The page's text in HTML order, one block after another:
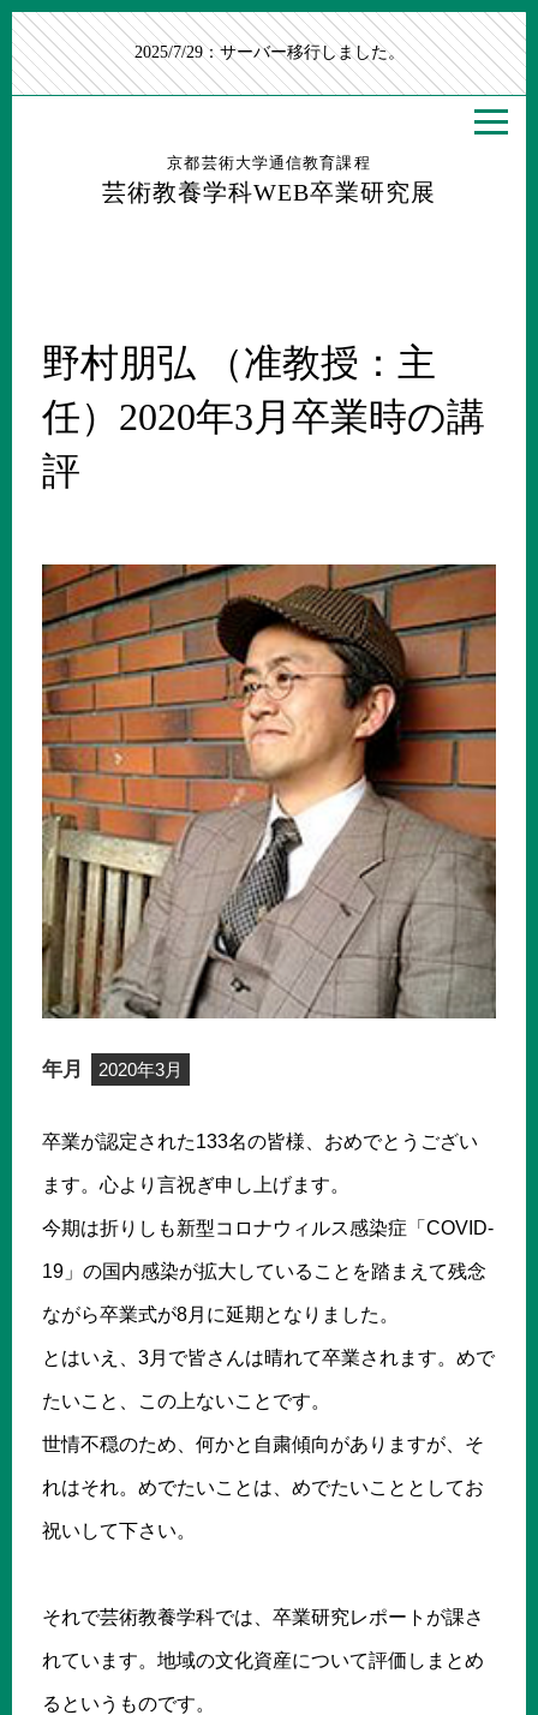
2025/7/29：サーバー移行しました。
京都芸術大学通信教育課程
芸術教養学科WEB卒業研究展
野村朋弘 （准教授：主
任）2020年3月卒業時の講
評
年月 2020年3月
卒業が認定された133名の皆様、おめでとうござい
ます。心より言祝ぎ申し上げます。
今期は折りしも新型コロナウィルス感染症「COVID-
19」の国内感染が拡大していることを踏まえて残念
ながら卒業式が8月に延期となりました。
とはいえ、3月で皆さんは晴れて卒業されます。めで
たいこと、この上ないことです。
世情不穏のため、何かと自粛傾向がありますが、そ
れはそれ。めでたいことは、めでたいこととしてお
祝いして下さい。
それで芸術教養学科では、卒業研究レポートが課さ
れています。地域の文化資産について評価しまとめ
るというものです。